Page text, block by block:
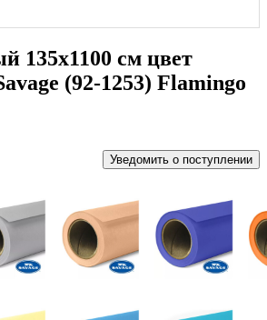
135x1100 см цвет
(92-1253) Flamingo
Уведомить о поступлении